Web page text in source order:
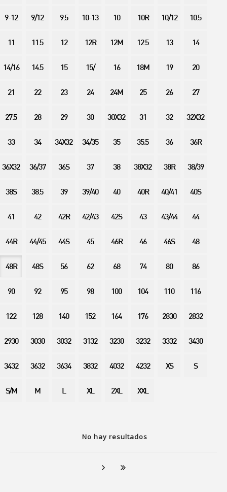
No hay resultados
9-12 9/12 9.5 10-13 10 10R 10/12 10.5
11 11.5 12 12R 12M 12.5 13 14
14/16 14.5 15 15/ 16 18M 19 20
21 22 23 24 24M 25 26 27
27.5 28 29 30 30X32 31 32 32X32
33 34 34X32 34/35 35 35.5 36 36R
36X32 36/37 36S 37 38 38X32 38R 38/39
38S 38.5 39 39/40 40 40R 40/41 40S
41 42 42R 42/43 42S 43 43/44 44
44R 44/45 44S 45 46R 46 46S 48
48R 48S 56 62 68 74 80 86
90 92 95 98 100 104 110 116
122 128 140 152 164 176 2830 2832
2930 3030 3032 3132 3230 3232 3332 3430
3432 3632 3634 3832 4032 4232 XS S
S/M M L XL 2XL XXL